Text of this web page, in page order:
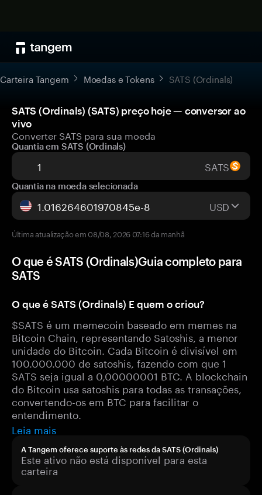
Carteira Tangem Moedas e Tokens SATS (Ordinals)
SATS (Ordinals) (SATS) preço hoje — conversor ao
vivo
Converter SATS para sua moeda
Quantia em SATS (Ordinals)
SATS
Quantia na moeda selecionada
USD
Última atualização em 08/08, 2026 07:16 da manhã
O que é SATS (Ordinals)Guia completo para
SATS
O que é SATS (Ordinals) E quem o criou?
$SATS é um memecoin baseado em memes na
Bitcoin Chain, representando Satoshis, a menor
unidade do Bitcoin. Cada Bitcoin é divisível em
100.000.000 de satoshis, fazendo com que 1
SATS seja igual a 0,00000001 BTC. A blockchain
do Bitcoin usa satoshis para todas as transações,
convertendo-os em BTC para facilitar o
entendimento.
Leia mais
A Tangem oferece suporte às redes da SATS (Ordinals)
Este ativo não está disponível para esta
carteira